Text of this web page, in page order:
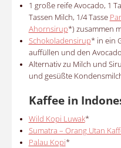
1 große reife Avocado, 1
Tassen Milch, 1/4 Tasse
Ahornsirup*) zusammen
Schokoladensirup* in ein
auffüllen und den
Alternativ zu Milch und
und gesüßte
Kaffee in
Wild Kopi Luwak*
Sumatra – Orang Utan
Palau Kopi*